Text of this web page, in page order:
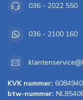
036 - 2022 550
036 - 2100 160
KVK nummer:
btw-nummer: